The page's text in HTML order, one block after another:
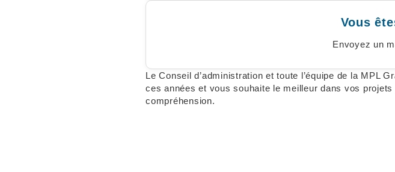
Vous
Envoyez un
Le Conseil d’administration et toute l’équipe de la MPL
ces années et vous souhaite le meilleur dans vos
compréhension.